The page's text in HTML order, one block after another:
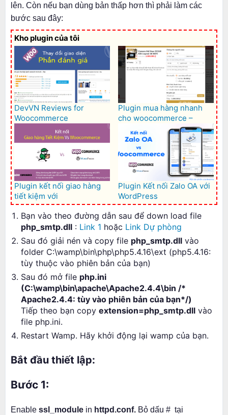
lên. Còn nếu bạn dùng bản thấp hơn thì phải làm các
bước sau đây:
Kho plugin của tôi
DevVN Reviews for
Woocommerce
Plugin mua hàng nhanh
cho woocommerce –
Woocommerce Quick buy
Plugin kết nối giao hàng
tiết kiệm với
Woocommerce – GHTK for
Woocommerce
Plugin Kết nối Zalo OA với
WordPress
Bạn vào theo đường dẫn sau để down load file
php_smtp.dll : Link 1 hoặc Link Dự phòng
Sau đó giải nén và copy file php_smtp.dll vào
folder C:\wamp\bin\php\php5.4.16\ext (php5.4.16:
tùy thuộc vào phiên bản của bạn)
Sau đó mở file php.ini
(C:\wamp\bin\apache\Apache2.4.4\bin /*
Apache2.4.4: tùy vào phiên bản của bạn*/)
Tiếp theo bạn copy extension=php_smtp.dll vào
file php.ini.
Restart Wamp. Hãy khởi động lại wamp của bạn.
Bắt đầu thiết lập:
Bước 1:
Enable ssl_module in httpd.conf. Bỏ dấu # tại